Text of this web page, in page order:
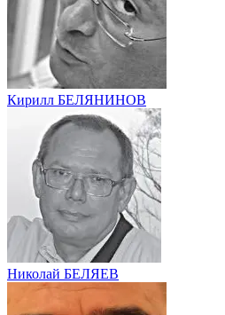
Кирилл БЕЛЯНИНОВ
Николай БЕЛЯЕВ